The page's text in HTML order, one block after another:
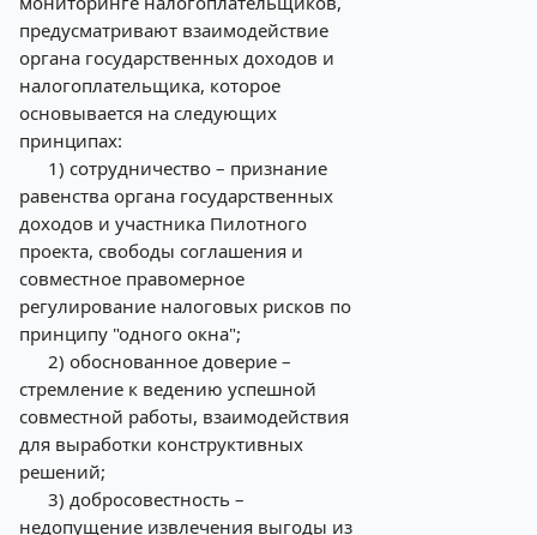
предусматривают взаимодействие
органа государственных доходов и
налогоплательщика, которое
основывается на следующих
принципах:
1) сотрудничество – признание
равенства органа государственных
доходов и участника Пилотного
проекта, свободы соглашения и
совместное правомерное
регулирование налоговых рисков по
принципу "одного окна";
2) обоснованное доверие –
стремление к ведению успешной
совместной работы, взаимодействия
для выработки конструктивных
решений;
3) добросовестность –
недопущение извлечения выгоды из